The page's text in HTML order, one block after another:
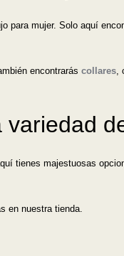
para mujer. Solo aquí
encontrarás collares,
tienes majestuosas
en nuestra tienda.